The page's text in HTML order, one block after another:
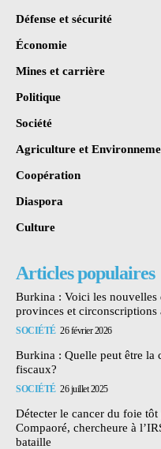
Défense et sécurité
Économie
Mines et carrière
Politique
Société
Agriculture et
Coopération
Diaspora
Culture
Articles populaires
Burkina : Voici les nouvelles
provinces et circonscriptions
SOCIÉTÉ 26 février 2026
Burkina : Quelle peut être la
fiscaux?
SOCIÉTÉ 26 juillet 2025
Détecter le cancer du foie
Compaoré, chercheure à
bataille